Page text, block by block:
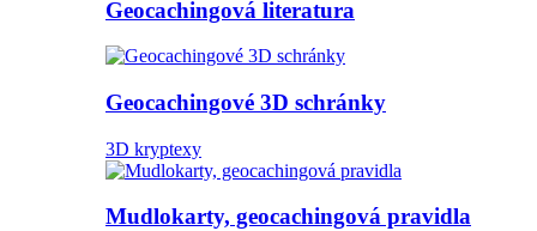
Geocachingová literatura
Geocachingové 3D schránky
3D kryptexy
Mudlokarty, geocachingová pravidla